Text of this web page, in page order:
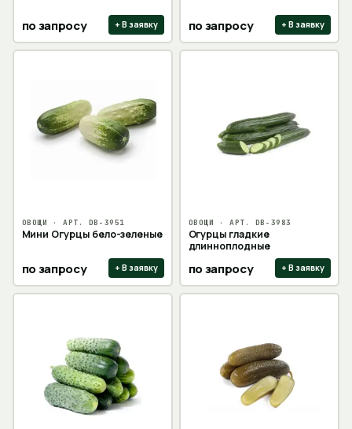
по запросу + В заявку по запросу + В заявку
ОВОЩИ · АРТ. DB-3951
Мини Огурцы бело-зеленые
по запросу + В заявку
ОВОЩИ · АРТ. DB-3983
Огурцы гладкие
длинноплодные
по запросу + В заявку